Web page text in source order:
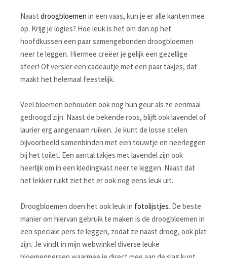
Naast droogbloemen in een vaas, kun je er alle kanten mee
op. Krijg je logies? Hoe leuk is het om dan op het
hoofdkussen een paar samengebonden droogbloemen
neer te leggen. Hiermee creëer je gelijk een gezellige
sfeer! Of versier een cadeautje met een paar takjes, dat
maakt het helemaal feestelijk.
Veel bloemen behouden ook nog hun geur als ze eenmaal
gedroogd zijn. Naast de bekende roos, blijft ook lavendel of
laurier erg aangenaam ruiken. Je kunt de losse stelen
bijvoorbeeld samenbinden met een touwtje en neerleggen
bij het toilet. Een aantal takjes met lavendel zijn ook
heerlijk om in een kledingkast neer te leggen. Naast dat
het lekker ruikt ziet het er ook nog eens leuk uit.
Droogbloemen doen het ook leuk in fotolijstjes. De beste
manier om hiervan gebruik te maken is de droogbloemen in
een speciale pers te leggen, zodat ze naast droog, ook plat
zijn. Je vindt in mijn webwinkel diverse leuke